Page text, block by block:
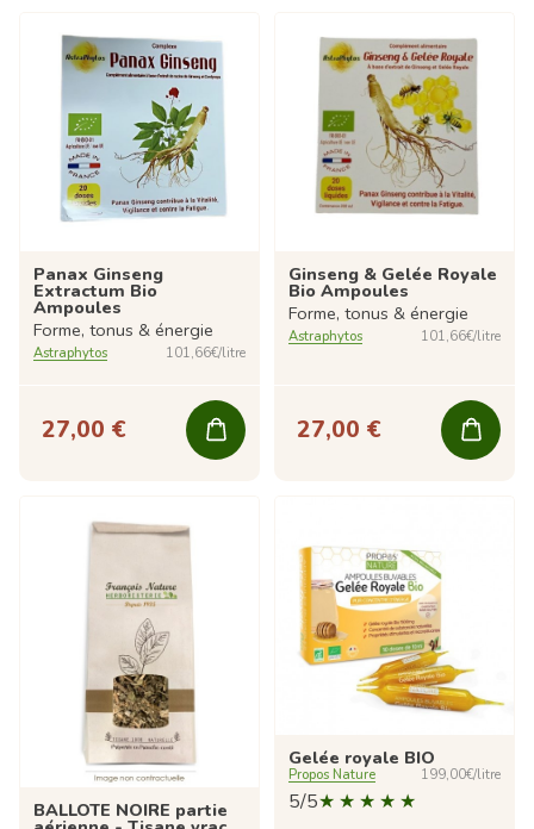
Panax Ginseng
Extractum Bio
Ampoules
Forme, tonus & énergie
Astraphytos 101,66€/litre
27,00 €
Ginseng & Gelée Royale
Bio Ampoules
Forme, tonus & énergie
Astraphytos 101,66€/litre
27,00 €
BALLOTE NOIRE partie
Gelée royale BIO
Propos Nature 199,00€/litre
5/5